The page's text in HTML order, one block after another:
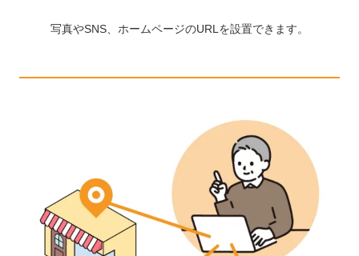
写真やSNS、ホームページのURLを設置できます。